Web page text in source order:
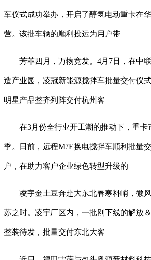
车仪式成功举办，开启了醇氢电动重卡在
营。该批车辆的顺利投运为用户带
芳菲四月，万物竞发。4月7日，在中联
造产业园，凌冠新能源搅拌车批量交付仪
明星产品整齐列阵交付杭州客
在3月份全行业开工潮的推动下，重卡
季。日前，远程M7E换电搅拌车顺利批量
户，在助力客户企业绿色转型升级的
凌宇金土豆奔赴大东北春寒料峭，微风
苏之时。凌宇厂区内，一批刚下线的解放
整装待发，批量交付东北大客